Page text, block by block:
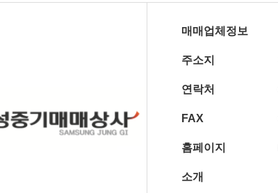
매매업체정보
주소지
연락처
FAX
홈페이지
소개